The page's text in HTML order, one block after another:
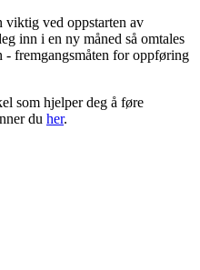
viktig ved oppstarten av
inn i en ny måned så omtales
- fremgangsmåten for oppføring
som hjelper deg å føre
du her.